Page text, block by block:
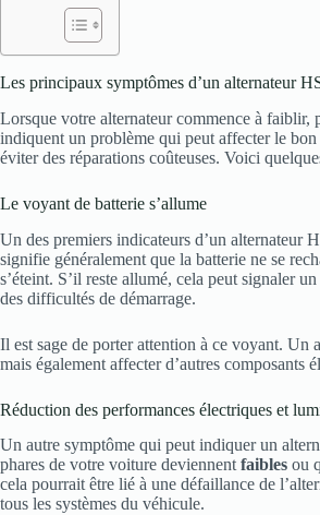
Les principaux symptômes d’un alternateur
Lorsque votre alternateur commence à faiblir,
indiquent un problème qui peut affecter le
éviter des réparations coûteuses. Voici
Le voyant de batterie s’allume
Un des premiers indicateurs d’un alternateur
signifie généralement que la batterie ne se
s’éteint. S’il reste allumé, cela peut signaler
des difficultés de démarrage.
Il est sage de porter attention à ce voyant. Un
mais également affecter d’autres composants
Réduction des performances électriques et
Un autre symptôme qui peut indiquer un
phares de votre voiture deviennent faibles ou
cela pourrait être lié à une défaillance de
tous les systèmes du véhicule.